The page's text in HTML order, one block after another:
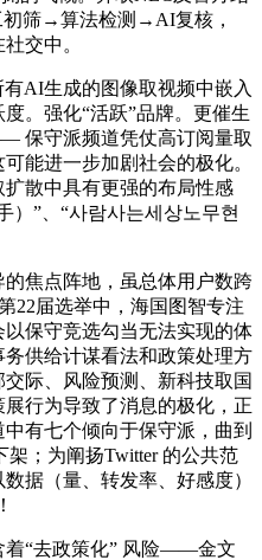
初筛→算法检测→AI复核，
交中。
AI生成的图像取视频中嵌入
。强化“活跃”品牌。更催生
保守派频道凭仗高订阅量取
能进一步加剧社会的极化。
散中具有更强的布局性感
）”、“사람사는세상노무현
焦点阵地，虽总体用户数跨
22届选举中，海国图智专注
保守竞选勾当无法实现的体
供给计谋看法和政策处理方
际、风险预测、新科技取国
行为导致了消息的极化，正
有七个倾向于保守派，曲到
架；为阐扬Twitter 的公共范
据（量、转发率、好感度）
“去政策化” 风险——金文